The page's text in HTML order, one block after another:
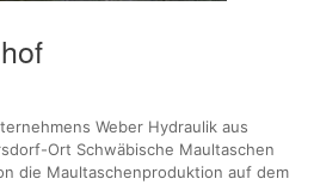
Weber Hydraulik aus
Ort Schwäbische Maultaschen
die Maultaschenproduktion auf dem